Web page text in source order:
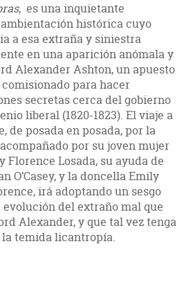
, es una inquietante
histórica cuyo
a esa extraña y siniestra
en una aparición anómala y
Alexander Ashton, un apuesto
para hacer
secretas cerca del gobierno
liberal (1820-1823). El viaje a
de posada en posada, por la
por su joven mujer
Florence Losada, su ayuda de
O’Casey, y la doncella Emily
irá adoptando un sesgo
del extraño mal que
Alexander, y que tal vez tenga
temida licantropía.